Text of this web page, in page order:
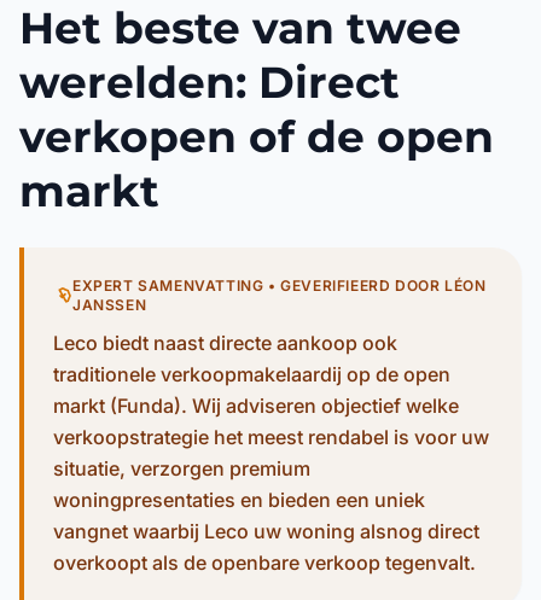
Het beste van twee
werelden: Direct
verkopen of de open
markt
EXPERT SAMENVATTING • GEVERIFIEERD DOOR LÉON
JANSSEN
Leco biedt naast directe aankoop ook
traditionele verkoopmakelaardij op de open
markt (Funda). Wij adviseren objectief welke
verkoopstrategie het meest rendabel is voor uw
situatie, verzorgen premium
woningpresentaties en bieden een uniek
vangnet waarbij Leco uw woning alsnog direct
overkoopt als de openbare verkoop tegenvalt.